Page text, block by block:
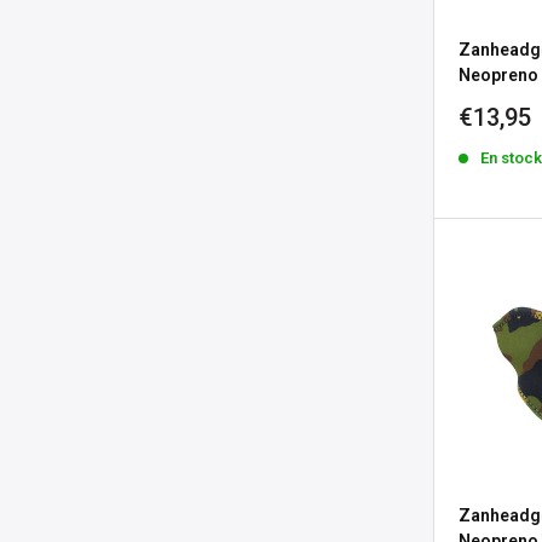
Precio
venta
€13,95
En stock